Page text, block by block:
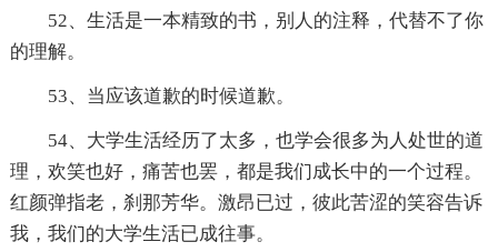
52、生活是一本精致的书，别人的注释，代替不了你
的理解。
53、当应该道歉的时候道歉。
54、大学生活经历了太多，也学会很多为人处世的道
理，欢笑也好，痛苦也罢，都是我们成长中的一个过程。
红颜弹指老，刹那芳华。激昂已过，彼此苦涩的笑容告诉
我，我们的大学生活已成往事。